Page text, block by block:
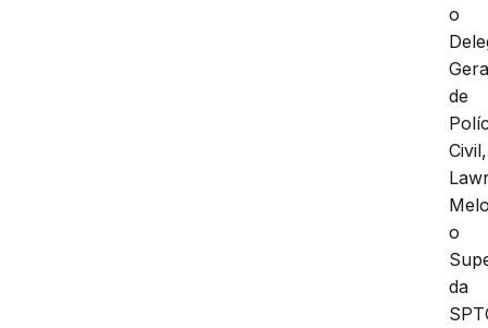
o
de
Civil,
o
da